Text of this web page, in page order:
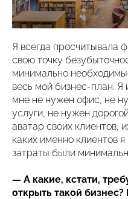
Я всегда просчитывала
свою точку
минимально
весь мой бизнес-план. Я
мне не нужен офис, не
услуги, не нужен
аватар своих клиентов,
каких именно клиентов
затраты были
— А какие, кстати,
открыть такой